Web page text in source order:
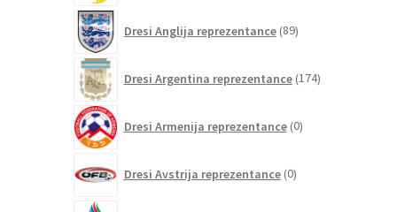
Dresi Anglija reprezentance 89izdelkov
Dresi Argentina reprezentance 174izdelkov
Dresi Armenija reprezentance 0izdelkov
Dresi Avstrija reprezentance 0izdelkov